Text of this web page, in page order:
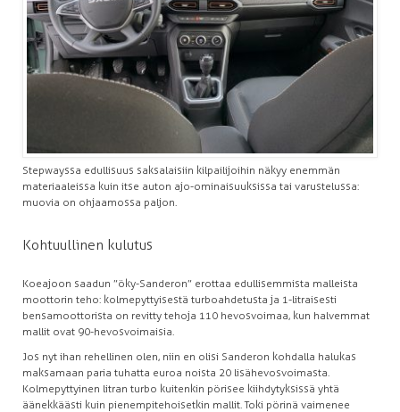
Stepwayssa edullisuus saksalaisiin kilpailijoihin näkyy enemmän
materiaaleissa kuin itse auton ajo-ominaisuuksissa tai varustelussa:
muovia on ohjaamossa paljon.
Kohtuullinen kulutus
Koeajoon saadun ”öky-Sanderon” erottaa edullisemmista malleista
moottorin teho: kolmepyttyisestä turboahdetusta ja 1-litraisesti
bensamoottorista on revitty tehoja 110 hevosvoimaa, kun halvemmat
mallit ovat 90-hevosvoimaisia.
Jos nyt ihan rehellinen olen, niin en olisi Sanderon kohdalla halukas
maksamaan paria tuhatta euroa noista 20 lisähevosvoimasta.
Kolmepyttyinen litran turbo kuitenkin pörisee kiihdytyksissä yhtä
äänekkäästi kuin pienempitehoisetkin mallit. Toki pörinä vaimenee